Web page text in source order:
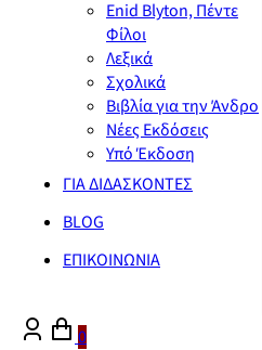
Enid Blyton, Πέντε
Φίλοι
Λεξικά
Σχολικά
Βιβλία για την Άνδρο
Νέες Εκδόσεις
Υπό Έκδοση
ΓΙΑ ΔΙΔΑΣΚΟΝΤΕΣ
BLOG
ΕΠΙΚΟΙΝΩΝΙΑ
0